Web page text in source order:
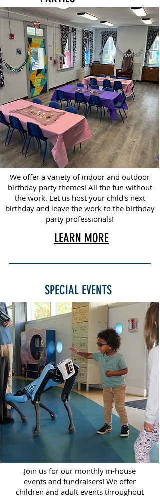
We offer a variety of indoor and outdoor
birthday party themes! All the fun without
the work. Let us host your child's next
birthday and leave the work to the birthday
party professionals!
LEARN MORE
SPECIAL EVENTS
Join us for our monthly in-house
events and fundraisers! We offer
children and adult events throughout